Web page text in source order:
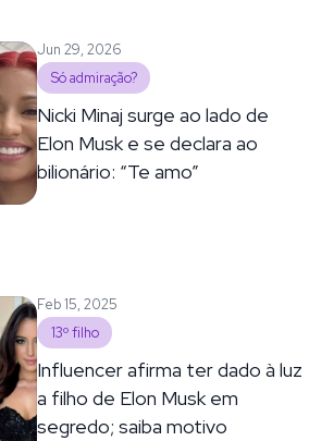
Jun 29, 2026
Só admiração?
Nicki Minaj surge ao lado de
Elon Musk e se declara ao
bilionário: “Te amo”
Feb 15, 2025
13º filho
Influencer afirma ter dado à luz
a filho de Elon Musk em
segredo; saiba motivo